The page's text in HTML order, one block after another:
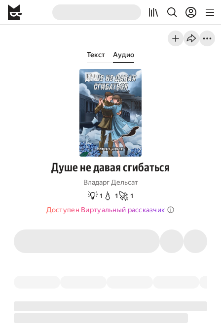
Текст Аудио
Душе не давая сгибаться
Владарг Дельсат
💡 1 💧 1 🚀 1
Доступен Виртуальный рассказчик